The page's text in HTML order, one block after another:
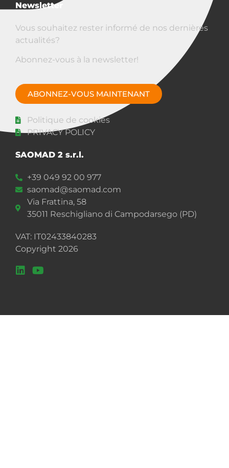
Newsletter
Vous souhaitez rester informé de nos dernières
actualités?
Abonnez-vous à la newsletter!
ABONNEZ-VOUS MAINTENANT
Politique de cookies
PRIVACY POLICY
SAOMAD 2 s.r.l.
+39 049 92 00 977
saomad@saomad.com
Via Frattina, 58
35011 Reschigliano di Campodarsego (PD)
VAT: IT02433840283
Copyright 2026